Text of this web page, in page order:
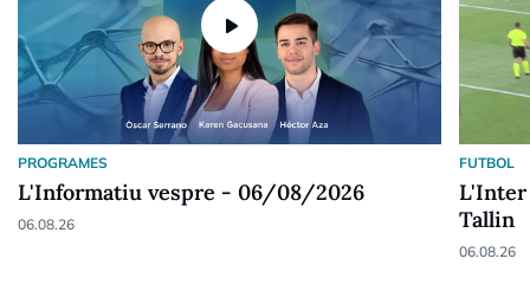
play_arrow
PROGRAMES
L'Informatiu vespre - 06/08/2026
06.08.26
FUTBOL
L'Inter
Tallin
06.08.26